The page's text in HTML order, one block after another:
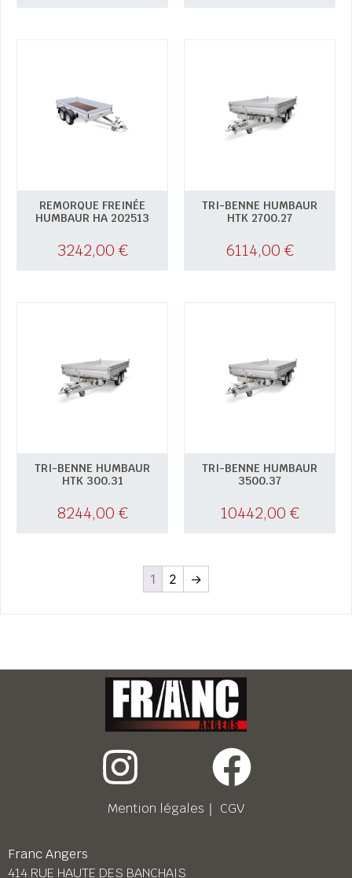
REMORQUE FREINÉE
HUMBAUR HA 202513
3242,00 €
TRI-BENNE HUMBAUR
HTK 2700.27
6114,00 €
TRI-BENNE HUMBAUR
HTK 300.31
8244,00 €
TRI-BENNE HUMBAUR
3500.37
10442,00 €
1 2 →
Mention légales ｜ CGV
Franc Angers
414 RUE HAUTE DES BANCHAIS